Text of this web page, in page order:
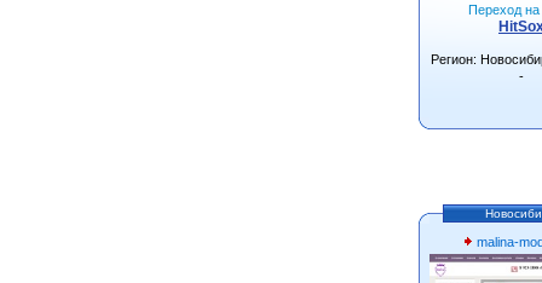
Переход на
Регион:
-
malina-